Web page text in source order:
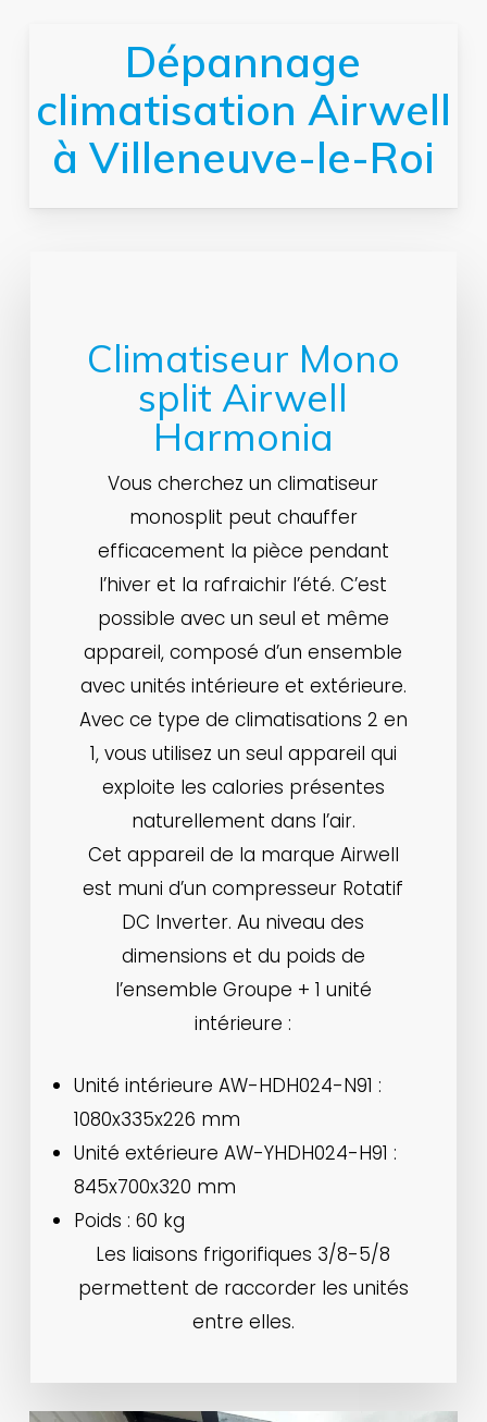
Dépannage
climatisation Airwell
à Villeneuve-le-Roi
Climatiseur Mono
split Airwell
Harmonia
Vous cherchez un climatiseur
monosplit peut chauffer
efficacement la pièce pendant
l’hiver et la rafraichir l’été. C’est
possible avec un seul et même
appareil, composé d’un ensemble
avec unités intérieure et extérieure.
Avec ce type de climatisations 2 en
1, vous utilisez un seul appareil qui
exploite les calories présentes
naturellement dans l’air.
Cet appareil de la marque Airwell
est muni d’un compresseur Rotatif
DC Inverter. Au niveau des
dimensions et du poids de
l’ensemble Groupe + 1 unité
intérieure :
Unité intérieure AW-HDH024-N91 :
1080x335x226 mm
Unité extérieure AW-YHDH024-H91 :
845x700x320 mm
Poids : 60 kg
Les liaisons frigorifiques 3/8-5/8
permettent de raccorder les unités
entre elles.